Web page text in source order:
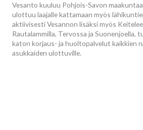
Vesanto kuuluu Pohjois-Savon
ulottuu laajalle kattamaan myös
aktiivisesti Vesannon lisäksi myös
Rautalammilla, Tervossa ja
katon korjaus- ja huoltopalvelut kaikkien
asukkaiden ulottuville.